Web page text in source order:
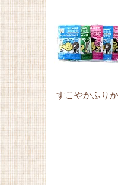
すこやかふり